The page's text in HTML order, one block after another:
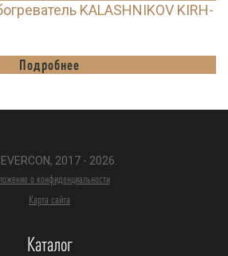
KALASHNIKOV KIRH-
Подробнее
2017 - 2026.
о конфиденциальности
Карта сайта
Каталог